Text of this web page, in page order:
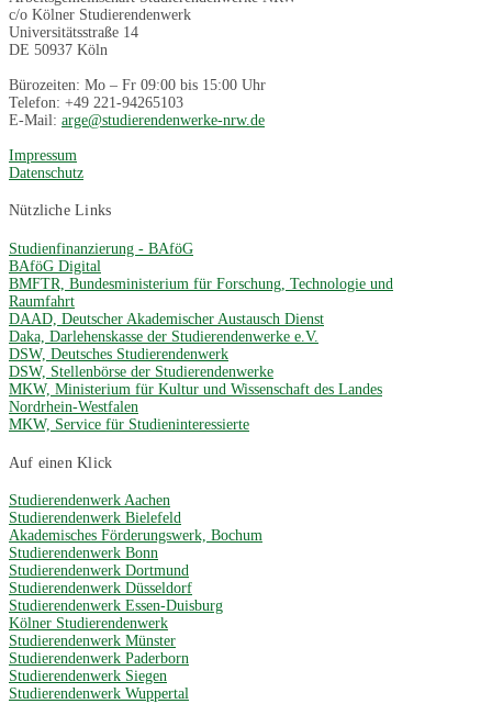
c/o Kölner Studierendenwerk
Universitätsstraße 14
DE 50937 Köln
Bürozeiten: Mo – Fr 09:00 bis 15:00 Uhr
Telefon: +49 221-94265103
E-Mail: arge@studierendenwerke-nrw.de
Impressum
Datenschutz
Nützliche Links
Studienfinanzierung - BAföG
BAföG Digital
BMFTR, Bundesministerium für Forschung, Technologie und
Raumfahrt
DAAD, Deutscher Akademischer Austausch Dienst
Daka, Darlehenskasse der Studierendenwerke e.V.
DSW, Deutsches Studierendenwerk
DSW, Stellenbörse der Studierendenwerke
MKW, Ministerium für Kultur und Wissenschaft des Landes
Nordrhein-Westfalen
MKW, Service für Studieninteressierte
Auf einen Klick
Studierendenwerk Aachen
Studierendenwerk Bielefeld
Akademisches Förderungswerk, Bochum
Studierendenwerk Bonn
Studierendenwerk Dortmund
Studierendenwerk Düsseldorf
Studierendenwerk Essen-Duisburg
Kölner Studierendenwerk
Studierendenwerk Münster
Studierendenwerk Paderborn
Studierendenwerk Siegen
Studierendenwerk Wuppertal